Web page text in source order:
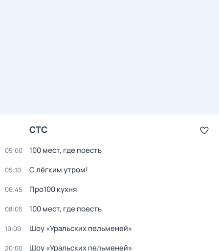
СТС
05:00 100 мест, где поесть
05:10 С лёгким утром!
06:45 Про100 кухня
08:05 100 мест, где поесть
10:00 Шоу «Уральских пельменей»
20:00 Шоу «Уральских пельменей»